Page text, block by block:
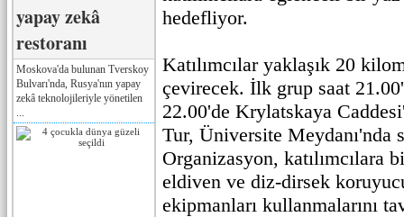
yapay zekâ
restoranı
Moskova'da bulunan Tverskoy
Bulvarı'nda, Rusya'nın yapay
zekâ teknolojileriyle yönetilen
hedefliyor.
Katılımcılar yaklaşık 20
çevirecek. İlk grup saat
22.00'de Krylatskaya
Tur, Üniversite Meydanı'nda
Organizasyon, katılımcılara
eldiven ve diz-dirsek
ekipmanları kullanmalarını